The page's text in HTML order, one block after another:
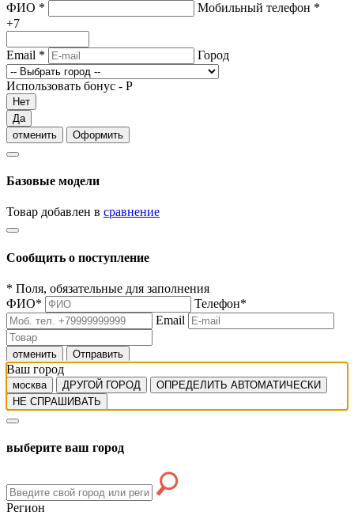
ФИО * Мобильный телефон *
+7
Email * Город
Использовать бонус - Р
Нет
Да
отменить
Оформить
Базовые модели
Товар добавлен в сравнение
Сообщить о поступление
* Поля, обязательные для заполнения
ФИО* Телефон*
Email
отменить Отправить
Ваш город
москва ДРУГОЙ ГОРОД
ОПРЕДЕЛИТЬ АВТОМАТИЧЕСКИ
НЕ СПРАШИВАТЬ
выберите ваш город
Регион